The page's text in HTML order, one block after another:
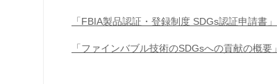
「FBIA製品認証・登録制度 SDGs認証申請書」
「ファインバブル技術のSDGsへの貢献の概要」